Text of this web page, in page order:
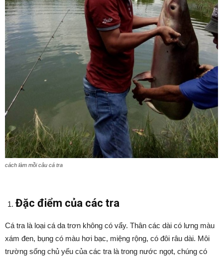
cách làm mồi câu cá tra
Đặc điểm của các tra
Cá tra là loại cá da trơn không có vẩy. Thân các dài có lưng màu
xám đen, bụng có màu hơi bạc, miệng rộng, có đôi râu dài. Môi
trường sống chủ yếu của các tra là trong nước ngọt, chúng có